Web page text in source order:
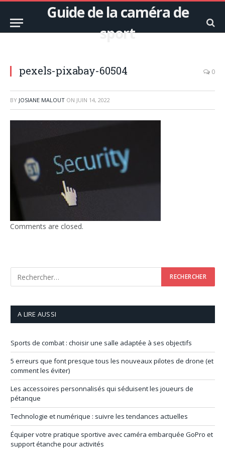
Guide de la caméra de
sport
pexels-pixabay-60504 0
BY JOSIANE MALOUT ON JUIN 14, 2022
Comments are closed.
A LIRE AUSSI
Sports de combat : choisir une salle adaptée à ses objectifs
5 erreurs que font presque tous les nouveaux pilotes de drone (et
comment les éviter)
Les accessoires personnalisés qui séduisent les joueurs de
pétanque
Technologie et numérique : suivre les tendances actuelles
Équiper votre pratique sportive avec caméra embarquée GoPro et
support étanche pour activités